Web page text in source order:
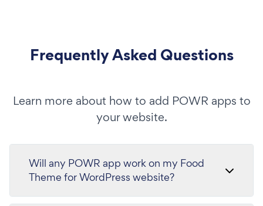
Frequently Asked Questions
Learn more about how to add POWR apps to
your website.
Will any POWR app work on my Food
Theme for WordPress website?